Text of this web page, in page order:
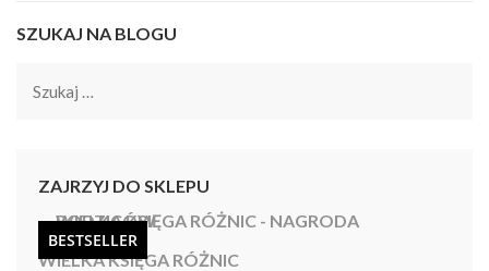
SZUKAJ NA BLOGU
Szukaj:
ZAJRZYJ DO SKLEPU
BESTSELLER
WIELKA KSIĘGA RÓŻNIC